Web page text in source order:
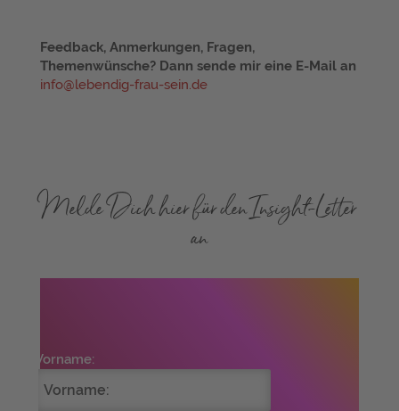
Feedback, Anmerkungen, Fragen,
Themenwünsche? Dann sende mir eine E-Mail an
info@lebendig-frau-sein.de
Melde Dich hier für den Insight-Letter
an
Vorname: